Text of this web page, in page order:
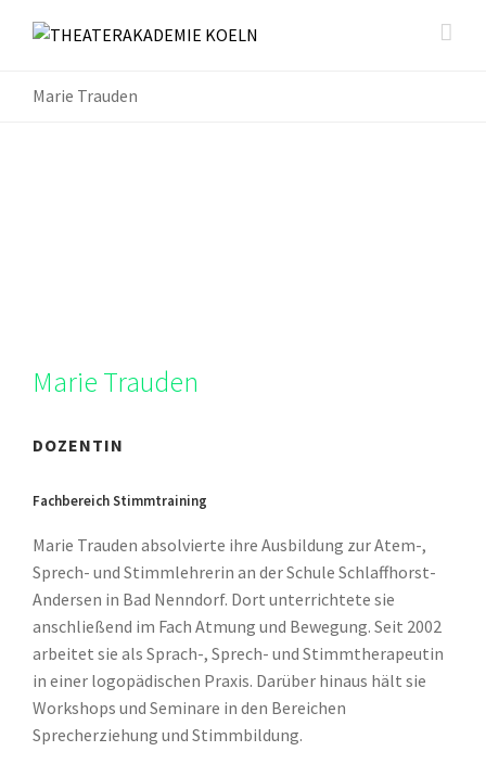
Marie Trauden
Marie Trauden
DOZENTIN
Fachbereich Stimmtraining
Marie Trauden absolvierte ihre Ausbildung zur Atem-,
Sprech- und Stimmlehrerin an der Schule Schlaffhorst-
Andersen in Bad Nenndorf. Dort unterrichtete sie
anschließend im Fach Atmung und Bewegung. Seit 2002
arbeitet sie als Sprach-, Sprech- und Stimmtherapeutin
in einer logopädischen Praxis. Darüber hinaus hält sie
Workshops und Seminare in den Bereichen
Sprecherziehung und Stimmbildung.